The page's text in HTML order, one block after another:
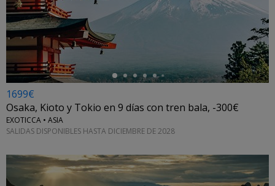
←
1699€
Osaka, Kioto y Tokio en 9 días con tren bala, -300€
EXOTICCA • ASIA
SALIDAS DISPONIBLES HASTA DICIEMBRE DE 2028